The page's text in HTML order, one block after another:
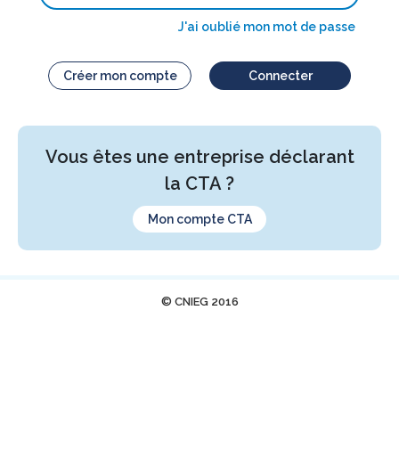
J'ai oublié mon mot de passe
Créer mon compte Connecter
Vous êtes une entreprise déclarant
la CTA ?
Mon compte CTA
© CNIEG 2016